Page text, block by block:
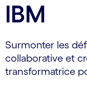
IBM
Surmonter les
collaborative et
transformatrice